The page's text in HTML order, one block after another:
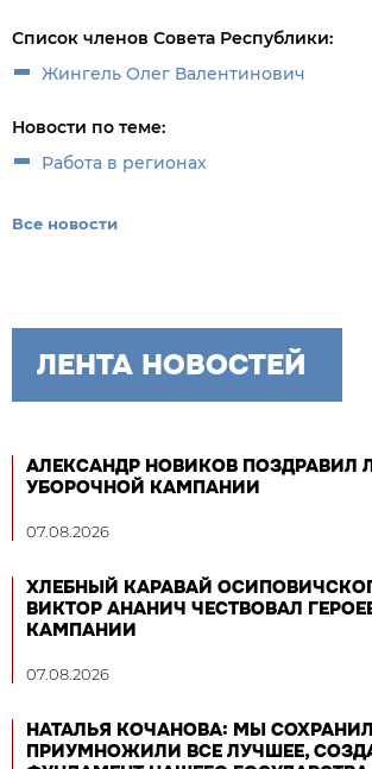
Список членов Совета Республики:
Жингель Олег Валентинович
Новости по теме:
Работа в регионах
Все новости
ЛЕНТА НОВОСТЕЙ
АЛЕКСАНДР НОВИКОВ ПОЗДРАВИЛ
УБОРОЧНОЙ КАМПАНИИ
07.08.2026
ХЛЕБНЫЙ КАРАВАЙ
ВИКТОР АНАНИЧ ЧЕСТВОВАЛ
КАМПАНИИ
07.08.2026
НАТАЛЬЯ КОЧАНОВА: МЫ
ПРИУМНОЖИЛИ ВСЕ ЛУЧШЕЕ,